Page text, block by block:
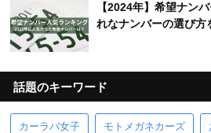
【2024年】希望ナン
れなナンバーの選び方
話題のキーワード
カーラバ女子 モトメガネカーズ